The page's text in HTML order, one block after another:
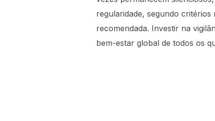
regularidade, segundo critérios
recomendada. Investir na
bem-estar global de todos os